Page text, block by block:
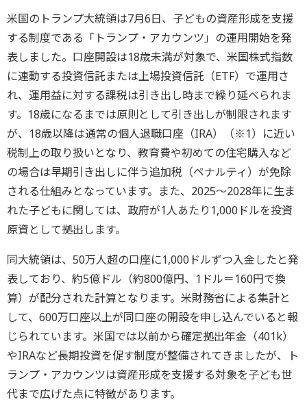
米国のトランプ大統領は7月6日、子どもの資産形成を支援
する制度である「トランプ・アカウンツ」の運用開始を発
表しました。口座開設は18歳未満が対象で、米国株式指数
に連動する投資信託または上場投資信託（ETF）で運用さ
れ、運用益に対する課税は引き出し時まで繰り延べられま
す。18歳になるまでは原則として引き出しが制限されます
が、18歳以降は通常の個人退職口座（IRA）（※1）に近い
税制上の取り扱いとなり、教育費や初めての住宅購入など
の場合は早期引き出しに伴う追加税（ペナルティ）が免除
される仕組みとなっています。また、2025～2028年に生ま
れた子どもに関しては、政府が1人あたり1,000ドルを投資
原資として拠出します。
同大統領は、50万人超の口座に1,000ドルずつ入金したと発
表しており、約5億ドル（約800億円、1ドル＝160円で換
算）が配分された計算となります。米財務省による集計と
して、600万口座以上が同口座の開設を申し込んでいると報
じられています。米国では以前から確定拠出年金（401k）
やIRAなど長期投資を促す制度が整備されてきましたが、ト
ランプ・アカウンツは資産形成を支援する対象を子ども世
代まで広げた点に特徴があります。